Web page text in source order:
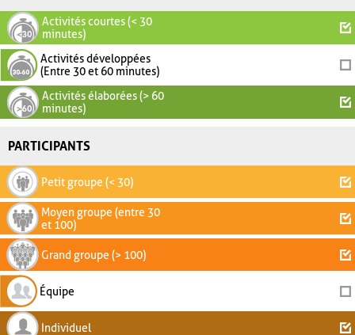
Activités courtes (< 30
minutes)
Activités développées
(Entre 30 et 60 minutes)
Activités élaborées (> 60
minutes)
PARTICIPANTS
Petit groupe (< 30)
Moyen groupe (entre 30
et 100)
Grand groupe (> 100)
Équipe
Individuel